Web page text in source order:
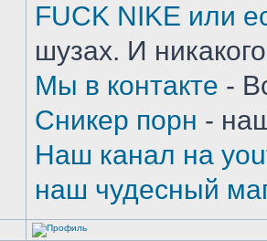
FUCK NIKE или
шузах. И
Мы в контакте -
Сникер порн -
Наш канал на
наш чудесный